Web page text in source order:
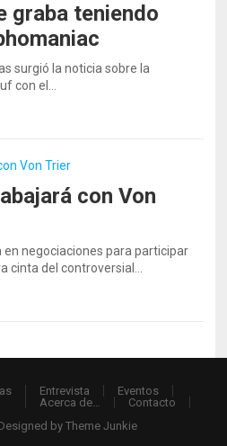
graba teniendo
surgió la noticia sobre la
con el…
con Von
negociaciones para participar
cinta del controversial…
Entrevista
Eventos
Acerca de…
Contacto
Designed byTheme Junkie